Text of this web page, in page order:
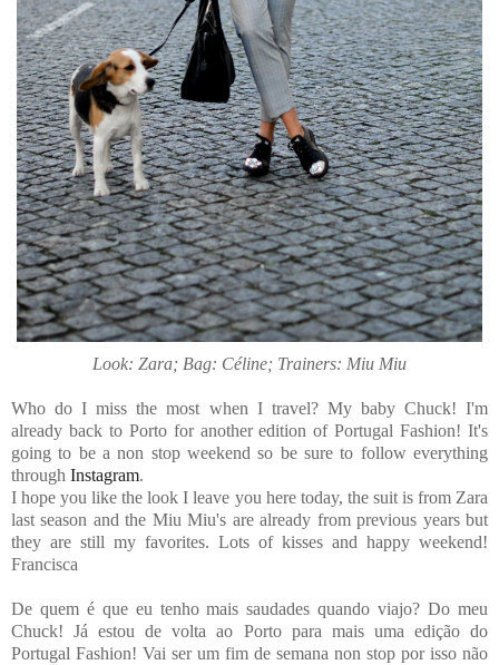
Look: Zara; Bag: Céline; Trainers: Miu Miu
Who do I miss the most when I travel? My baby Chuck! I'm
already back to Porto for another edition of Portugal Fashion! It's
going to be a non stop weekend so be sure to follow everything
through Instagram.
I hope you like the look I leave you here today, the suit is from Zara
last season and the Miu Miu's are already from previous years but
they are still my favorites. Lots of kisses and happy weekend!
Francisca
De quem é que eu tenho mais saudades quando viajo? Do meu
Chuck! Já estou de volta ao Porto para mais uma edição do
Portugal Fashion! Vai ser um fim de semana non stop por isso não